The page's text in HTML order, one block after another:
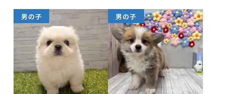
男の子 男の子